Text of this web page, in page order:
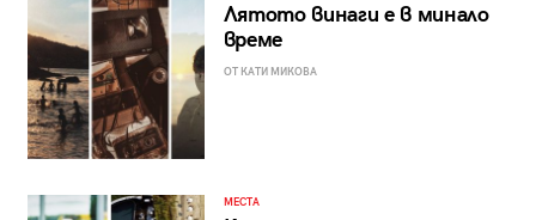
Лятото винаги е в минало
време
ОТ КАТИ МИКОВА
МЕСТА